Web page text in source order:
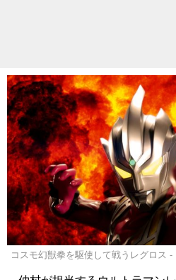
コスモ幻獣拳を駆使して戦うレグロス -